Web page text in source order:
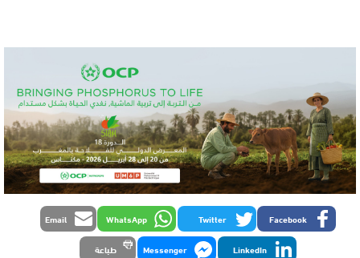
Facebook
Twitter
WhatsApp
Email
LinkedIn
Messenger طباعة